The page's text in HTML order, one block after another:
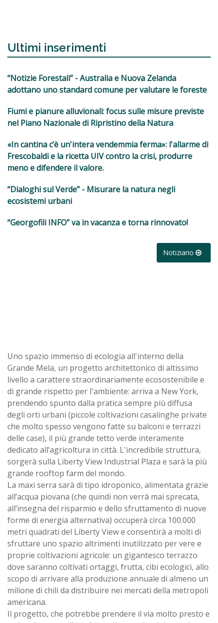
Ultimi inserimenti
“Notizie Forestali” - Australia e Nuova Zelanda
adottano uno standard comune per valutare le foreste
Fiumi e pianure alluvionali: focus sulle misure previste
nel Piano Nazionale di Ripristino della Natura
«In cantina c’è un'intera vendemmia ferma»: l'allarme di
Frescobaldi e la ricetta UIV contro la crisi, produrre
meno e difendere il valore.
“Dialoghi sul Verde” - Misurare la natura negli
ecosistemi urbani
“Georgofili INFO” va in vacanza e torna rinnovato!
Notiziario
Uno spazio immenso di ecologia all'interno della
Grande Mela, un progetto architettonico di altissimo
livello a carattere straordinariamente ecosostenibile e
di grande rispetto per l'ambiente: arriva a New York,
prendendo spunto dalla pratica sempre più diffusa
degli orti urbani (piccole coltivazioni casalinghe private
che molto spesso vengono fatte su balconi e terrazzi
delle case), il più grande tetto verde interamente
dedicato all’agricoltura in città. L'incredibile struttura,
sorgerà sulla Liberty View Industrial Plaza e sarà la più
grande rooftop farm del mondo.
La maxi serra sarà di tipo idroponico, alimentata grazie
all’acqua piovana (che quindi non verrà mai sprecata,
all’insegna del risparmio e dello sfruttamento di nuove
forme di energia alternativa) occuperà circa 100.000
metri quadrati del Liberty View e consentirà a molti di
sfruttare uno spazio altrimenti inutilizzato per vere e
proprie coltivazioni agricole: un gigantesco terrazzo
dove saranno coltivati ortaggi, frutta, cibi ecologici, allo
scopo di arrivare alla produzione annuale di almeno un
milione di chili da distribuire nei mercati della metropoli
americana.
Il progetto, che potrebbe prendere il via molto presto e